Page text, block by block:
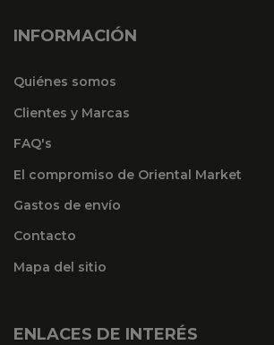
INFORMACIÓN
Quiénes somos
Clientes y Marcas
FAQ's
El compromiso de Oriental Market
Gastos de envío
Contacto
Mapa del sitio
ENLACES DE INTERÉS